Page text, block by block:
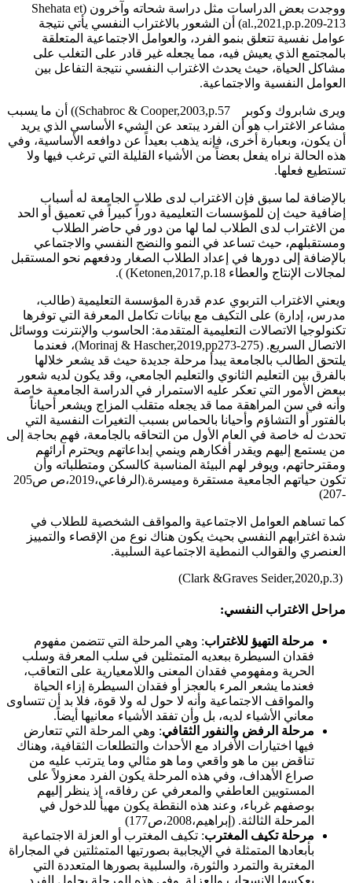
ووجدت بعض الدراسات مثل دراسة شحاته وآخرون (Shehata et
al.,2021,p.p.209-213) أن الشعور بالاغتراب النفسي يأتي نتيجة
عوامل نفسية تتعلق بنمو الفرد، والعوامل الاجتماعية المتعلقة
بالمجتمع الذي يعيش فيه، مما يجعله غير قادر على التغلب على
مشاكل الحياة، حيث يحدث الاغتراب النفسي نتيجة التفاعل بين
العوامل النفسية والاجتماعية.
ويرى شابروك وكوبر Schabroc & Cooper,2003,p.57)) أن ما يسبب
مشاعر الاغتراب هو أن الفرد يبتعد عن الشيء الأساسي الذي يريد
أن يكون، وبعبارة أخرى، فإنه يذهب بعيداً عن دوافعه الأساسية، وفي
هذه الحالة نراه يفعل بعضاً من الأشياء القليلة التي ترغب فيها ولا
تستطيع فعلها.
بالإضافة لما سبق فإن الاغتراب لدى طلاب الجامعة له أسباب
إضافية حيث إن للمؤسسات التعليمية دوراً كبيراً في تعميق أو الحد
من الاغتراب لدى الطلاب لما لها من دور في حاضر الطلاب
ومستقبلهم، حيث تساعد في النمو والنضج النفسي والاجتماعي
بالإضافة إلى دورها في إعداد الطلاب الصغار ودفعهم نحو المستقبل
لمجالات الإنتاج والعطاء Ketonen,2017,p.18) ).
ويعني الاغتراب التربوي عدم قدرة المؤسسة التعليمية (طالب،
مدرس، إدارة) على التكيف مع بيانات تكامل المعرفة التي توفرها
تكنولوجيا الاتصالات التعليمية المتقدمة: الحاسوب والإنترنت ووسائل
الاتصال السريع. (Morinaj & Hascher,2019,pp273-275)، فعندما
يلتحق الطالب بالجامعة یبدأ مرحلة جديدة حیث قد يشعر خلالها
بالفرق بين التعليم الثانوي والتعليم الجامعي، وقد يكون لديه شعور
ببعض الأمور التي تعكر عليه الاستمرار في الدراسة الجامعية خاصة
وأنه في سن المراهقة مما قد يجعله متقلب المزاج ویشعر أحياناً
بالفتور أو التشاؤم وأحيانا بالحماس بسبب التغيرات النفسية التي
تحدث له خاصة في العام الأول من التحاقه بالجامعة، فهم بحاجة إلى
من يستمع إليهم ويقدر أفكارهم وينمي إبداعاتهم ويحترم آرائهم
ومقترحاتهم، ويوفر لهم البيئة المناسبة كالسكن ومتطلباته وأن
تكون حياتهم الجامعية مستقرة وميسرة.(الرفاعي،2019،ص ص205
-207)
كما تساهم العوامل الاجتماعية والمواقف الشخصية للطلاب في
شدة اغترابهم النفسي بحيث يكون هناك نوع من الإقصاء والتمييز
العنصري والقوالب النمطية الاجتماعية السلبية.
(Clark &Graves Seider,2020,p.3)
مراحل الاغتراب النفسي:
مرحلة التهيؤ للاغتراب: وهي المرحلة التي تتضمن مفهوم
فقدان السيطرة ببعديه المتمثلين في سلب المعرفة وسلب
الحرية ومفهومي فقدان المعنى واللامعيارية على التعاقب،
فعندما يشعر المرء بالعجز أو فقدان السيطرة إزاء الحياة
والمواقف الاجتماعية وأنه لا حول له ولا قوة، فلا بد أن تتساوى
معاني الأشياء لديه، بل وأن تفقد الأشياء معانيها أيضاً.
مرحلة الرفض والنفور الثقافي: وهي المرحلة التي تتعارض
فيها اختيارات الأفراد مع الأحداث والتطلعات الثقافية، وهناك
تناقض بين ما هو واقعي وما هو مثالي وما يترتب عليه من
صراع الأهداف، وفي هذه المرحلة يكون الفرد معزولاً على
المستويين العاطفي والمعرفي عن رفاقه، إذ ينظر إليهم
بوصفهم غرباء، وعند هذه النقطة يكون مهيأ للدخول في
المرحلة الثالثة. (إبراهيم،2008،ص177)
مرحلة تكيف المغترب: تكيف المغترب أو العزلة الاجتماعية
بأبعادها المتمثلة في الإيجابية بصورتيها المتمثلتين في المجاراة
المغتربة والتمرد والثورة، والسلبية بصورها المتعددة التي